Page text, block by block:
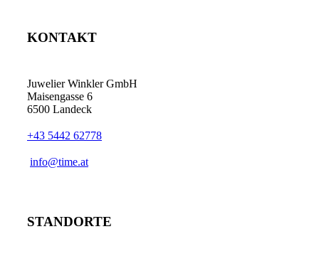
KONTAKT
Juwelier Winkler GmbH
Maisengasse 6
6500 Landeck
+43 5442 62778
info@time.at
STANDORTE